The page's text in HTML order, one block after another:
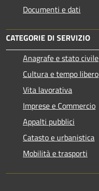
Documenti e dati
CATEGORIE DI SERVIZIO
Anagrafe e stato civile
Cultura e tempo libero
Vita lavorativa
Imprese e Commercio
Appalti pubblici
Catasto e urbanistica
Mobilità e trasporti